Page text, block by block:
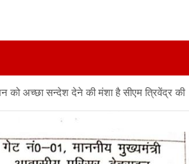
अच्छा सन्देश देने की मंशा है सीएम त्रिवेंद्र की